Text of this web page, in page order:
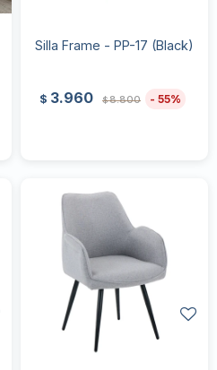
Silla Frame - PP-17 (Black)
$ 3.960 $8.800 55